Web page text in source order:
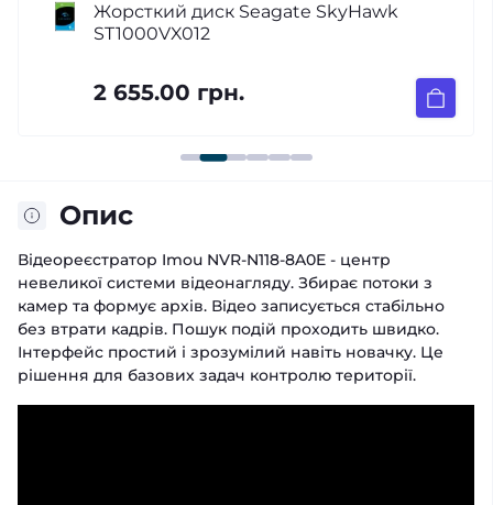
Жорсткий диск Seagate SkyHawk
ST1000VX012
2 655.00 грн.
Опис
Відеореєстратор Imou NVR-N118-8A0E - центр
невеликої системи відеонагляду. Збирає потоки з
камер та формує архів. Відео записується стабільно
без втрати кадрів. Пошук подій проходить швидко.
Інтерфейс простий і зрозумілий навіть новачку. Це
рішення для базових задач контролю території.